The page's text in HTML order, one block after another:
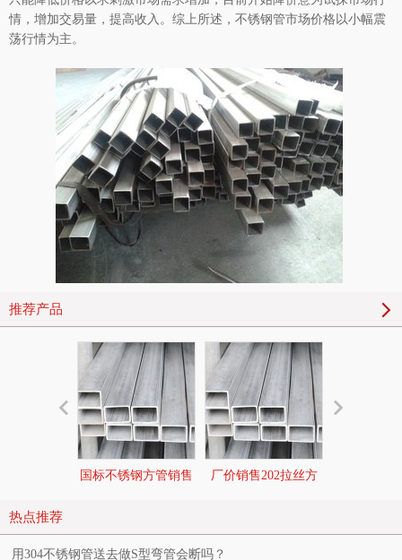
情，增加交易量，提高收入。综上所述，不锈钢管市场价格以小幅震
荡行情为主。
推荐产品
国标不锈钢方管销售 厂价销售202拉丝方
热点推荐
用304不锈钢管送去做S型弯管会断吗？